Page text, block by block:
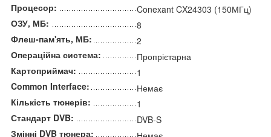
Процесор:
Conexant CX24303 (150МГц)
ОЗУ, МБ:
8
Флеш-пам'ять, МБ:
2
Операційна система:
Пропрієтарна
Картоприймач:
1
Common Interface:
Немає
Кількість тюнерів:
1
Стандарт DVB:
DVB-S
Змінні DVB тюнера: